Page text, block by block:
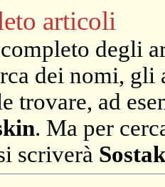
articoli
degli
dei nomi, gli
trovare, ad
. Ma per
scriverà